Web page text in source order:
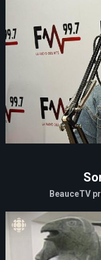
BeauceTV